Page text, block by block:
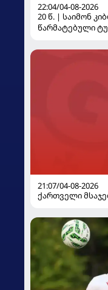
22:04/04-08-2026
20 წ. | საიმონ
წარმატებული
21:07/04-08-2026
ქართველი